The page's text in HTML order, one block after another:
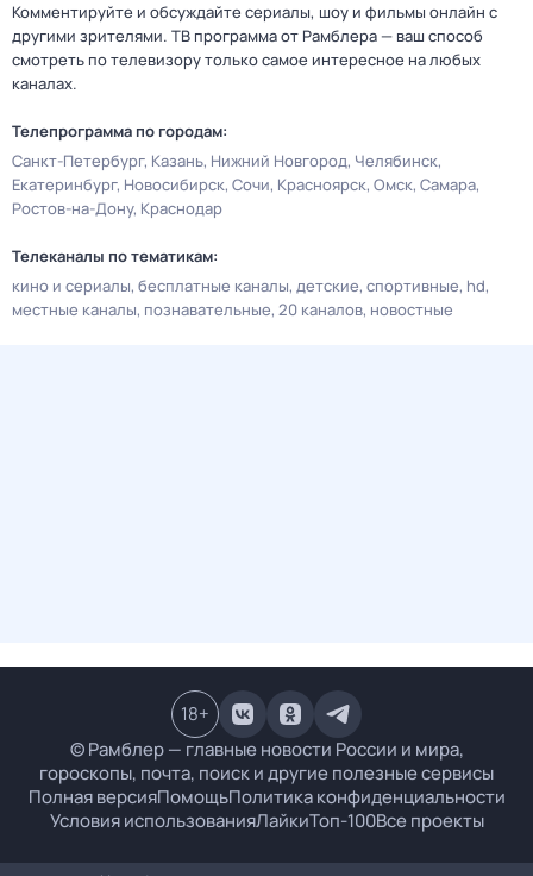
Комментируйте и обсуждайте сериалы, шоу и фильмы онлайн с
другими зрителями. ТВ программа от Рамблера — ваш способ
смотреть по телевизору только самое интересное на любых
каналах.
Телепрограмма по городам:
Санкт-Петербург Казань Нижний Новгород Челябинск
Екатеринбург Новосибирск Сочи Красноярск Омск Самара
Ростов-на-Дону Краснодар
Телеканалы по тематикам:
кино и сериалы бесплатные каналы детские спортивные hd
местные каналы познавательные 20 каналов новостные
© Рамблер — главные новости России и мира,
гороскопы, почта, поиск и другие полезные сервисы
Полная версияПомощьПолитика конфиденциальности
Условия использованияЛайкиТоп-100Все проекты
18+